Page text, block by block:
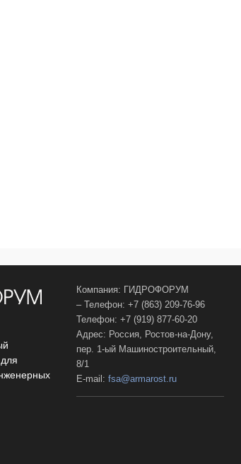
Компания: ГИДРОФОРУМ
– Телефон: +7 (863) 209-76-96
Телефон: +7 (919) 877-60-20
Адрес: Россия, Ростов-на-Дону,
пер. 1-ый Машиностроительный,
8/1
E-mail: fsa@armarost.ru